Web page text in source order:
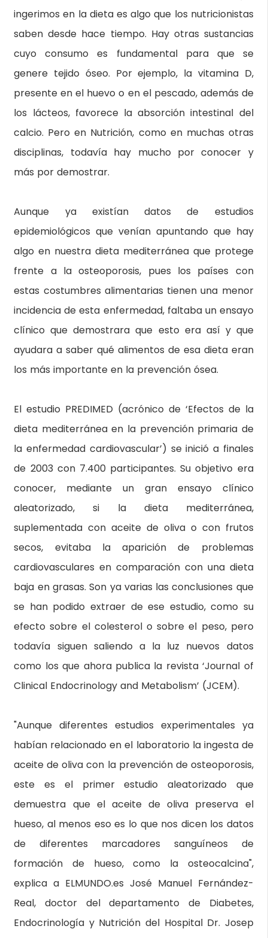
ingerimos en la dieta es algo que los nutricionistas
saben desde hace tiempo. Hay otras sustancias
cuyo consumo es fundamental para que se
genere tejido óseo. Por ejemplo, la vitamina D,
presente en el huevo o en el pescado, además de
los lácteos, favorece la absorción intestinal del
calcio. Pero en Nutrición, como en muchas otras
disciplinas, todavía hay mucho por conocer y
más por demostrar.
Aunque ya existían datos de estudios
epidemiológicos que venían apuntando que hay
algo en nuestra dieta mediterránea que protege
frente a la osteoporosis, pues los países con
estas costumbres alimentarias tienen una menor
incidencia de esta enfermedad, faltaba un ensayo
clínico que demostrara que esto era así y que
ayudara a saber qué alimentos de esa dieta eran
los más importante en la prevención ósea.
El estudio PREDIMED (acrónico de ‘Efectos de la
dieta mediterránea en la prevención primaria de
la enfermedad cardiovascular’) se inició a finales
de 2003 con 7.400 participantes. Su objetivo era
conocer, mediante un gran ensayo clínico
aleatorizado, si la dieta mediterránea,
suplementada con aceite de oliva o con frutos
secos, evitaba la aparición de problemas
cardiovasculares en comparación con una dieta
baja en grasas. Son ya varias las conclusiones que
se han podido extraer de ese estudio, como su
efecto sobre el colesterol o sobre el peso, pero
todavía siguen saliendo a la luz nuevos datos
como los que ahora publica la revista ‘Journal of
Clinical Endocrinology and Metabolism’ (JCEM).
"Aunque diferentes estudios experimentales ya
habían relacionado en el laboratorio la ingesta de
aceite de oliva con la prevención de osteoporosis,
este es el primer estudio aleatorizado que
demuestra que el aceite de oliva preserva el
hueso, al menos eso es lo que nos dicen los datos
de diferentes marcadores sanguíneos de
formación de hueso, como la osteocalcina",
explica a ELMUNDO.es José Manuel Fernández-
Real, doctor del departamento de Diabetes,
Endocrinología y Nutrición del Hospital Dr. Josep